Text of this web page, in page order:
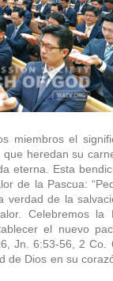
miembros el
heredan su
eterna. Esta
de la Pascua:
verdad de la
Celebremos la
el nuevo
Jn. 6:53-56, 2
de Dios en su